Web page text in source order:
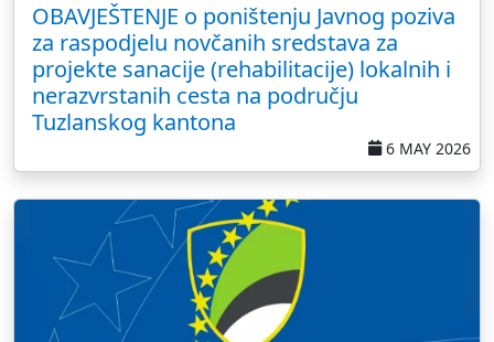
OBAVJEŠTENJE o poništenju Javnog poziva
za raspodjelu novčanih sredstava za
projekte sanacije (rehabilitacije) lokalnih i
nerazvrstanih cesta na području
Tuzlanskog kantona
6 MAY 2026